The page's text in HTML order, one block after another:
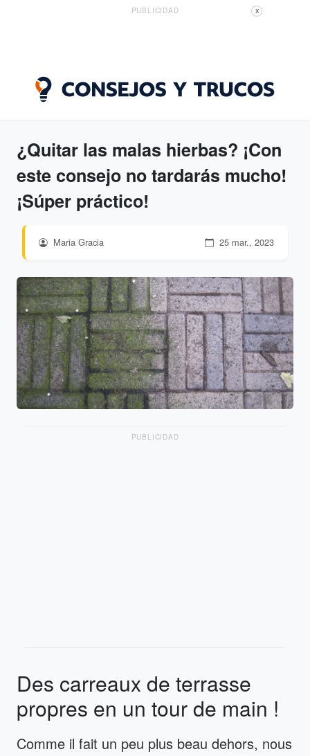
PUBLICIDAD X
¿Quitar las malas hierbas? ¡Con
este consejo no tardarás mucho!
¡Súper práctico!
Maria Gracia 25 mar., 2023
PUBLICIDAD
Des carreaux de terrasse
propres en un tour de main !
Comme il fait un peu plus beau dehors, nous